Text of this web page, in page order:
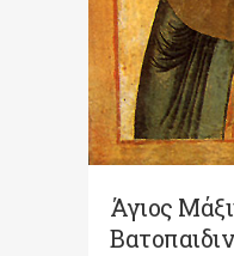
Άγιος